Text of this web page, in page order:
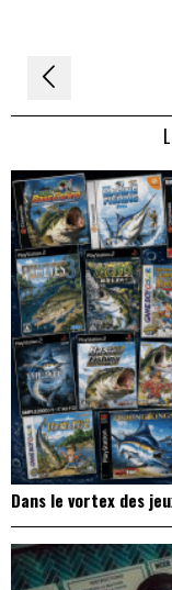
Navigation
de
Dans le vortex des